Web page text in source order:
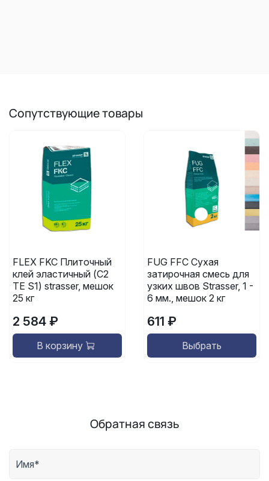
Сопутствующие товары
FLEX FKC Плиточный
клей эластичный (C2
TE S1) strasser, мешок
25 кг
2 584 ₽
В корзину
FUG FFC Сухая
затирочная смесь для
узких швов Strasser, 1 -
6 мм., мешок 2 кг
611 ₽
Выбрать
Обратная связь